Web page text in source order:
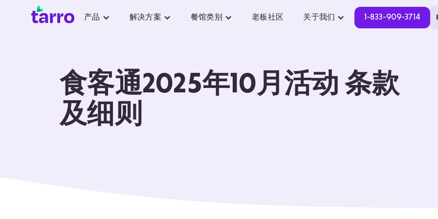
产品 解决方案 餐馆类别 老板社区 关于我们 1-833-909-3714
食客通2025年10月活动 条款
及细则